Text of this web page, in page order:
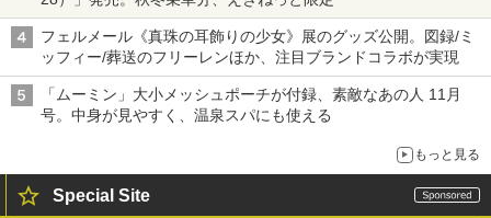
フェルメール《真珠の耳飾りの少女》展のグッズ公開。図録/ミ
ッフィー/葬送のフリーレンほか、注目ブランドコラボが実現
「ムーミン」大小メッシュポーチが付録、素敵なあの人 11月
号。中身が見やすく、温泉スパにも使える
もっと見る
Special Site